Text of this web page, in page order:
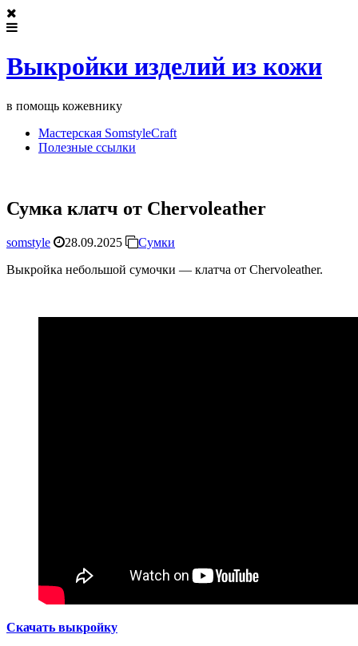
Выкройки изделий из кожи
в помощь кожевнику
Мастерская SomstyleCraft
Полезные ссылки
Сумка клатч от Chervoleather
somstyle 28.09.2025
Сумки
Выкройка небольшой сумочки — клатча от Chervoleather.
Скачать выкройку